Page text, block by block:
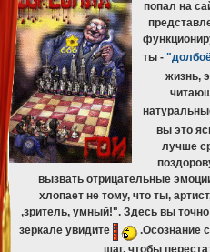
попал на
ты -
жизнь,
вы это
лучше
вызвать отрицательные
хлопает не тому, что ты,
,зритель, умный!". Здесь вы
зеркале увидите
.Осознание
шаг, чтобы